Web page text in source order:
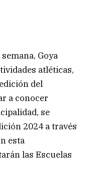
Goya
atléticas,
del
a conocer
se
2024 a través
esta
las Escuelas